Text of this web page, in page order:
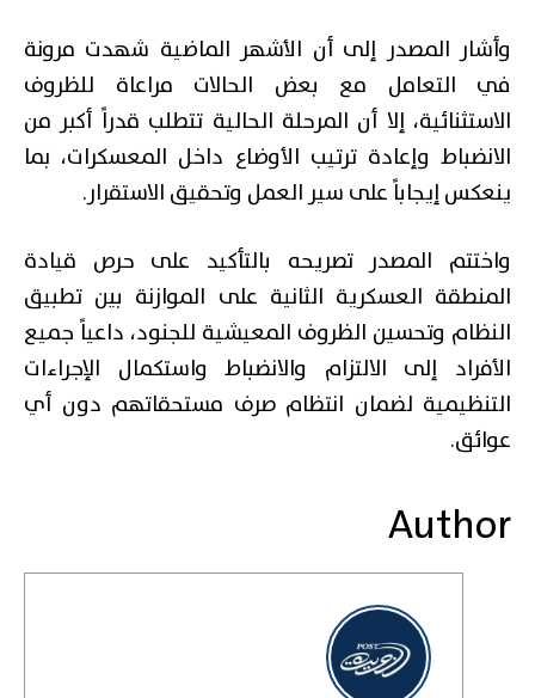
وأشار المصدر إلى أن الأشهر الماضية شهدت مرونة
في التعامل مع بعض الحالات مراعاة للظروف
الاستثنائية، إلا أن المرحلة الحالية تتطلب قدراً أكبر من
الانضباط وإعادة ترتيب الأوضاع داخل المعسكرات، بما
ينعكس إيجاباً على سير العمل وتحقيق الاستقرار.
واختتم المصدر تصريحه بالتأكيد على حرص قيادة
المنطقة العسكرية الثانية على الموازنة بين تطبيق
النظام وتحسين الظروف المعيشية للجنود، داعياً جميع
الأفراد إلى الالتزام والانضباط واستكمال الإجراءات
التنظيمية لضمان انتظام صرف مستحقاتهم دون أي
عوائق.
Author